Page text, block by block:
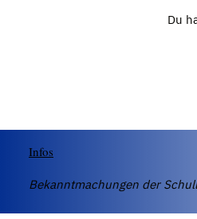
Du
Infos
Bekanntmachungen der